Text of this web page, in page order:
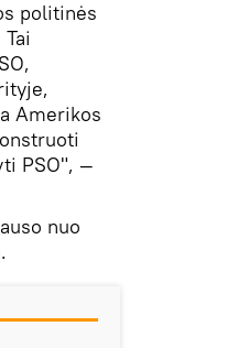
politinės
Amerikos
PSO", —
nuo